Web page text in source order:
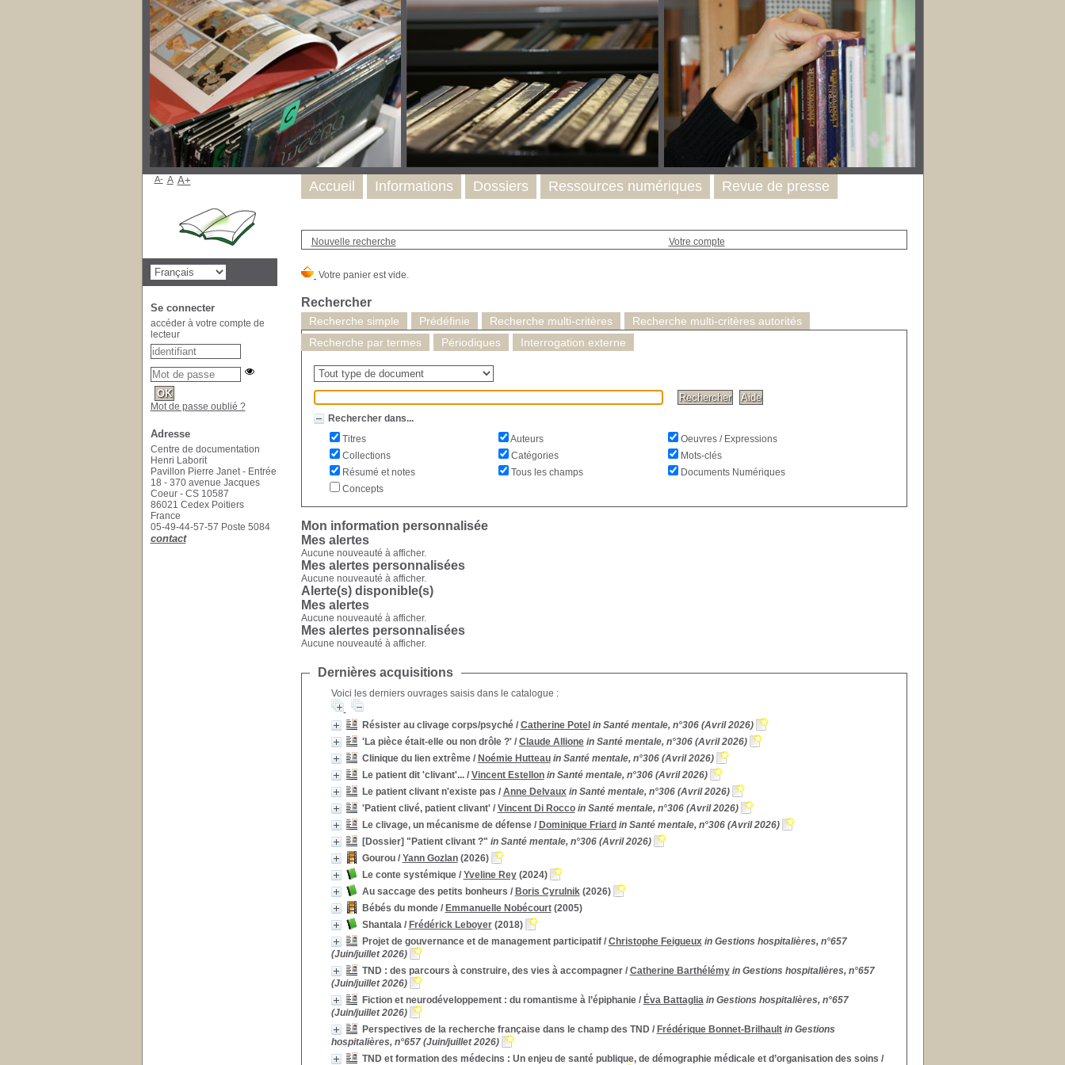
Nouvelle recherche Votre compte
Rechercher
Recherche simple Prédéfinie Recherche multi-critères
Recherche multi-critères autorités
Recherche par termes
Périodiques Interrogation externe
Sélectionner un type de document
Recherche
Rechercher dans...
Titres
Auteurs
Oeuvres / Expressions
Collections
Catégories
Mots-clés
Résumé et notes
Tous les champs
Documents Numériques
Concepts
Mon information personnalisée
Mes alertes
Aucune nouveauté à afficher.
Mes alertes personnalisées
Aucune nouveauté à afficher.
Alerte(s) disponible(s)
Mes alertes
Aucune nouveauté à afficher.
Mes alertes personnalisées
Aucune nouveauté à afficher.
Dernières acquisitions
Voici les derniers ouvrages saisis dans le catalogue :
Résister au clivage corps/psyché/ Catherine Potel in Santé mentale, n°306 (Avril 2026)
'La pièce était-elle ou non drôle ?'/ Claude Allione in Santé mentale, n°306 (Avril 2026)
Clinique du lien extrême/ Noémie Hutteau in Santé mentale, n°306 (Avril 2026)
Le patient dit 'clivant'.../ Vincent Estellon in Santé mentale, n°306 (Avril 2026)
Le patient clivant n'existe pas / Anne Delvaux in Santé mentale, n°306 (Avril 2026)
'Patient clivé, patient clivant'/ Vincent Di Rocco in Santé mentale, n°306 (Avril 2026)
Le clivage, un mécanisme de défense/ Dominique Friard in Santé mentale, n°306 (Avril 2026)
[Dossier] "Patient clivant ?" in Santé mentale, n°306 (Avril 2026)
Gourou/ Yann Gozlan(2026)
Le conte systémique/ Yveline Rey(2024)
Au saccage des petits bonheurs / Boris Cyrulnik(2026)
Bébés du monde/ Emmanuelle Nobécourt(2005)
Shantala/ Frédérick Leboyer(2018)
Projet de gouvernance et de management participatif/ Christophe Feigueux in Gestions hospitalières, n°657
(Juin/juillet 2026)
TND : des parcours à construire, des vies à accompagner/ Catherine Barthélémy in Gestions hospitalières, n°657
(Juin/juillet 2026)
Fiction et neurodéveloppement : du romantisme à l’épiphanie/ Éva Battaglia in Gestions hospitalières, n°657
(Juin/juillet 2026)
Perspectives de la recherche française dans le champ des TND / Frédérique Bonnet-Brilhault in Gestions
hospitalières, n°657 (Juin/juillet 2026)
TND et formation des médecins : Un enjeu de santé publique, de démographie médicale et d’organisation des soins /
Accueil Informations Dossiers Ressources numériques Revue de presse
A- A A+
Se connecter
accéder à votre compte de
lecteur
Mot de passe oublié ?
Adresse
Centre de documentation
Henri Laborit
Pavillon Pierre Janet - Entrée
18 - 370 avenue Jacques
Coeur - CS 10587
86021 Cedex Poitiers
France
05-49-44-57-57 Poste 5084
contact